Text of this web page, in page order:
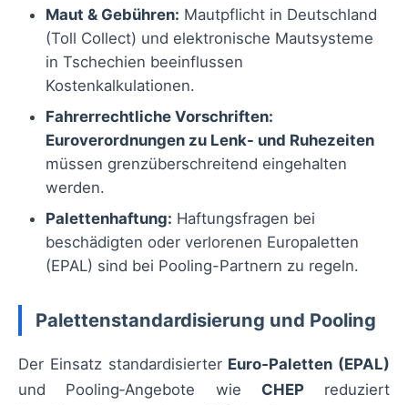
Maut & Gebühren: Mautpflicht in Deutschland
(Toll Collect) und elektronische Mautsysteme
in Tschechien beeinflussen
Kostenkalkulationen.
Fahrerrechtliche Vorschriften:
Euroverordnungen zu Lenk- und Ruhezeiten
müssen grenzüberschreitend eingehalten
werden.
Palettenhaftung: Haftungsfragen bei
beschädigten oder verlorenen Europaletten
(EPAL) sind bei Pooling-Partnern zu regeln.
Palettenstandardisierung und Pooling
Der Einsatz standardisierter Euro‑Paletten (EPAL)
und Pooling‑Angebote wie CHEPreduziert